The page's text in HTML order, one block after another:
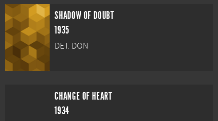
SHADOW OF DOUBT
1935
DET. DON
CHANGE OF HEART
1934